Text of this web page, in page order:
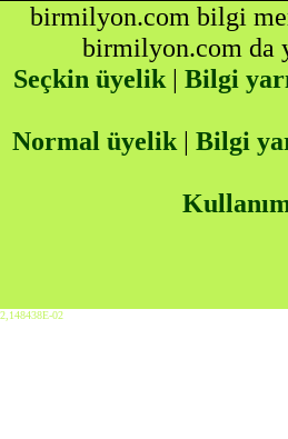
birmilyon.com bilgi
birmilyon.com da
Seçkin üyelik| Bilgi
Normal üyelik | Bilgi
2,148438E-02